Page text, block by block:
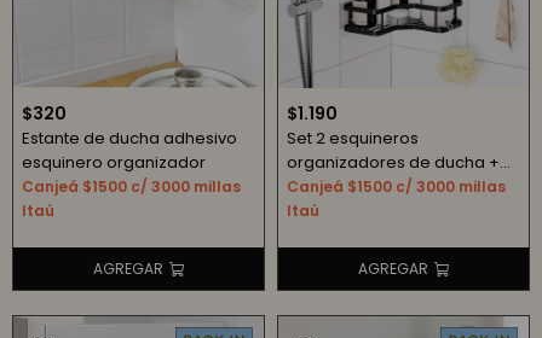
$320
Estante de ducha adhesivo
esquinero organizador
Canjeá $1500 c/ 3000 millas
Itaú
$1.190
Set 2 esquineros
organizadores de ducha +
jabonera autoadhesivos
Canjeá $1500 c/ 3000 millas
Itaú